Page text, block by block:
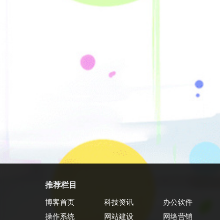
推荐栏目
博客首页 科技资讯
办公软件
操作系统
网站建设 网络营销